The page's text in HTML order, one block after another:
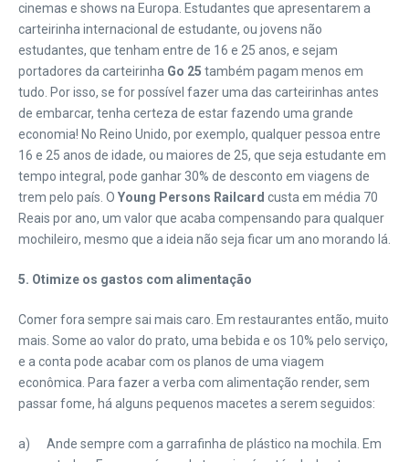
cinemas e shows na Europa. Estudantes que apresentarem a
carteirinha internacional de estudante, ou jovens não
estudantes, que tenham entre de 16 e 25 anos, e sejam
portadores da carteirinha Go 25 também pagam menos em
tudo. Por isso, se for possível fazer uma das carteirinhas antes
de embarcar, tenha certeza de estar fazendo uma grande
economia! No Reino Unido, por exemplo, qualquer pessoa entre
16 e 25 anos de idade, ou maiores de 25, que seja estudante em
tempo integral, pode ganhar 30% de desconto em viagens de
trem pelo país. O Young Persons Railcard custa em média 70
Reais por ano, um valor que acaba compensando para qualquer
mochileiro, mesmo que a ideia não seja ficar um ano morando lá.
5. Otimize os gastos com alimentação
Comer fora sempre sai mais caro. Em restaurantes então, muito
mais. Some ao valor do prato, uma bebida e os 10% pelo serviço,
e a conta pode acabar com os planos de uma viagem
econômica. Para fazer a verba com alimentação render, sem
passar fome, há alguns pequenos macetes a serem seguidos:
a) Ande sempre com a garrafinha de plástico na mochila. Em